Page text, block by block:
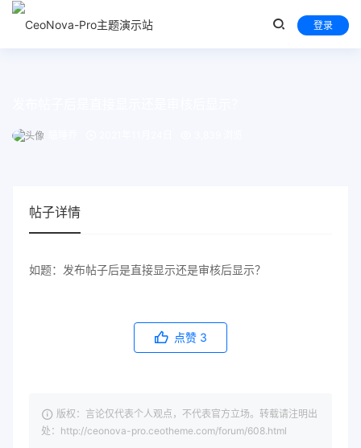
登录
帖子详情
如题：发布帖子后是直接显示还是审核后显示？
点赞 3
版权：言论仅代表个人观点，不代表官方立场。转载请注明出
处：http://ceonova-pro.ceotheme.com/forum/608.html